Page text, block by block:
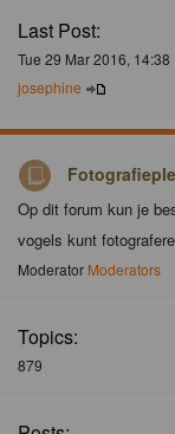
Last Post:
Tue 29 Mar 2016, 14:38
josephine
Op dit forum kun je
vogels kunt
Moderator Moderators
Topics:
879